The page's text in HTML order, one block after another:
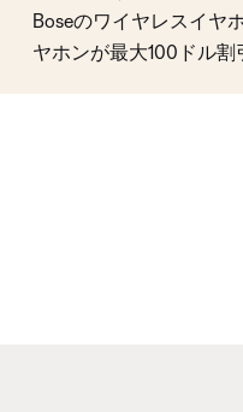
Boseのワイヤレスイヤ
ヤホンが最大100ドル割